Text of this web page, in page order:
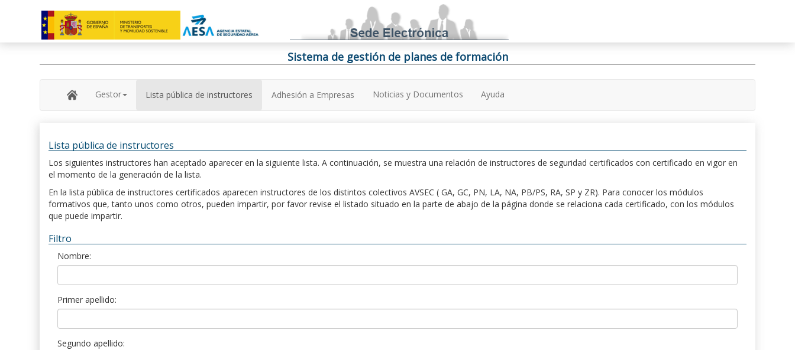
Sistema de gestión de planes de formación
Gestor Lista pública de instructores Adhesión a Empresas Noticias y Documentos Ayuda
Lista pública de instructores
Los siguientes instructores han aceptado aparecer en la siguiente lista. A continuación, se muestra una relación de instructores de seguridad certificados con certificado en vigor en
el momento de la generación de la lista.
En la lista pública de instructores certificados aparecen instructores de los distintos colectivos AVSEC ( GA, GC, PN, LA, NA, PB/PS, RA, SP y ZR). Para conocer los módulos
formativos que, tanto unos como otros, pueden impartir, por favor revise el listado situado en la parte de abajo de la página donde se relaciona cada certificado, con los módulos
que puede impartir.
Filtro
Nombre:
Primer apellido:
Segundo apellido: